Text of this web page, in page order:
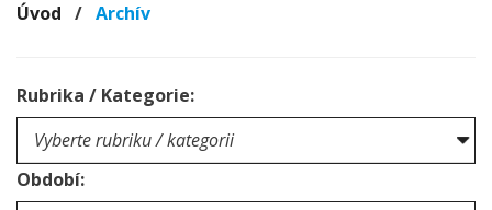
Úvod / Archív
Rubrika / Kategorie:
Období: